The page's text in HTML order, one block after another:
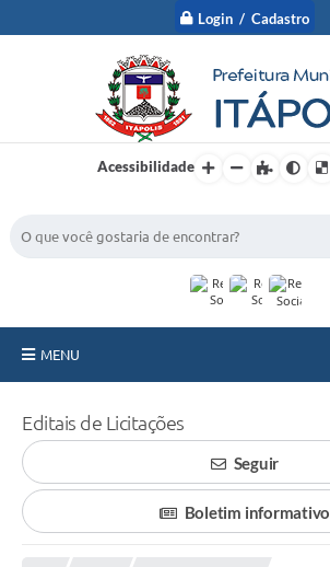
Login / Cadastro
Acessibilidade
MENU
Nossa Cidade
Secretarias
Serviços Online
Editais de Licitações
Seguir
Boletim informativo